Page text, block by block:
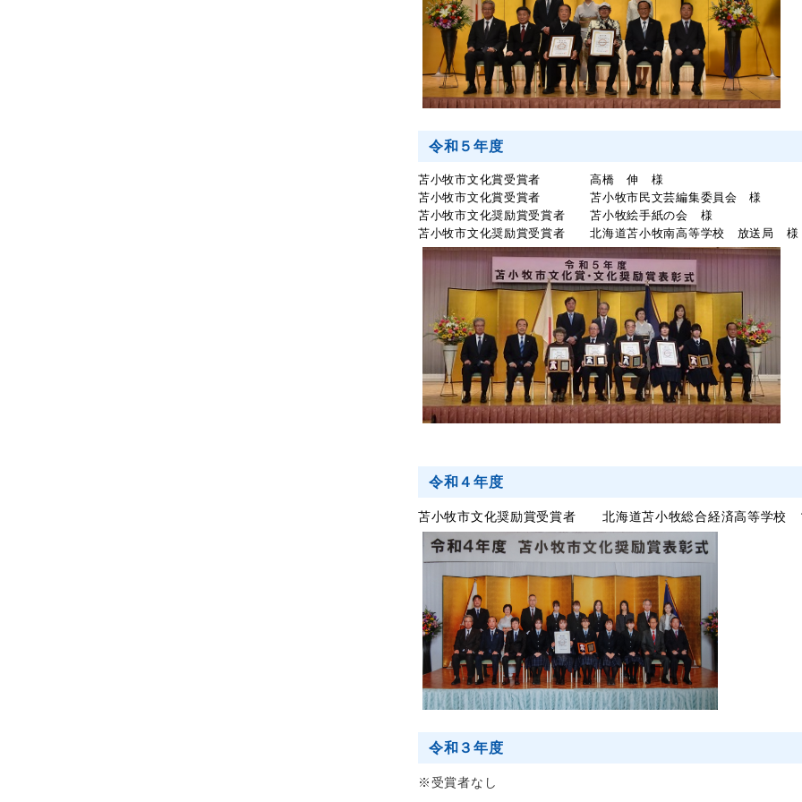
令和５年度
苫小牧市文化賞受賞者 高橋 伸 様
苫小牧市文化賞受賞者 苫小牧市民文芸編集委員会 様
苫小牧市文化奨励賞受賞者 苫小牧絵手紙の会 様
苫小牧市文化奨励賞受賞者 北海道苫小牧南高等学校 放送局 様
令和４年度
苫小牧市文化奨励賞受賞者 北海道苫小牧総合経済高等学校
令和３年度
※受賞者なし